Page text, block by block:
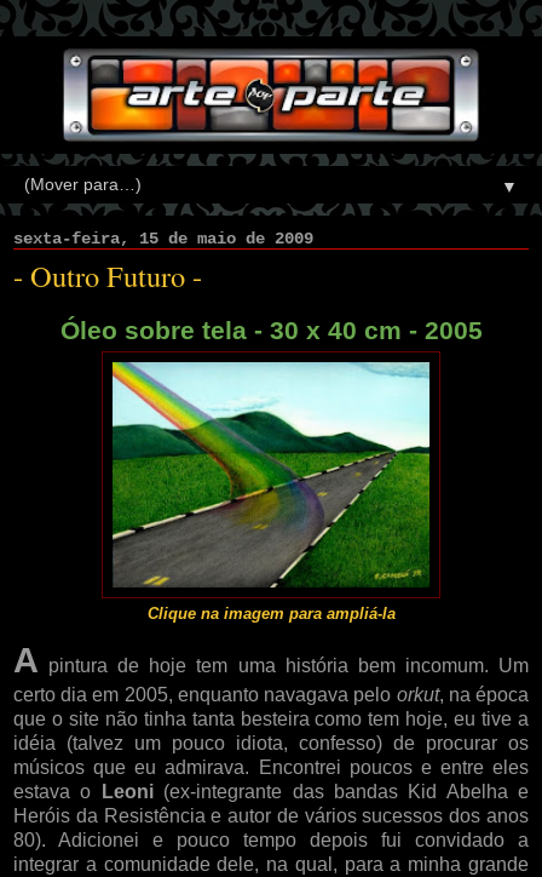
▼
sexta-feira, 15 de maio de 2009
- Outro Futuro -
Óleo sobre tela - 30 x 40 cm - 2005
Clique na imagem para ampliá-la
A pintura de hoje tem uma história bem incomum. Um
certo dia em 2005, enquanto navagava pelo orkut, na época
que o site não tinha tanta besteira como tem hoje, eu tive a
idéia (talvez um pouco idiota, confesso) de procurar os
músicos que eu admirava. Encontrei poucos e entre eles
estava o
Leoni(ex-integrante das bandas Kid Abelha e
Heróis da Resistência e autor de vários sucessos dos anos
80). Adicionei e pouco tempo depois fui convidado a
integrar a comunidade dele, na qual, para a minha grande